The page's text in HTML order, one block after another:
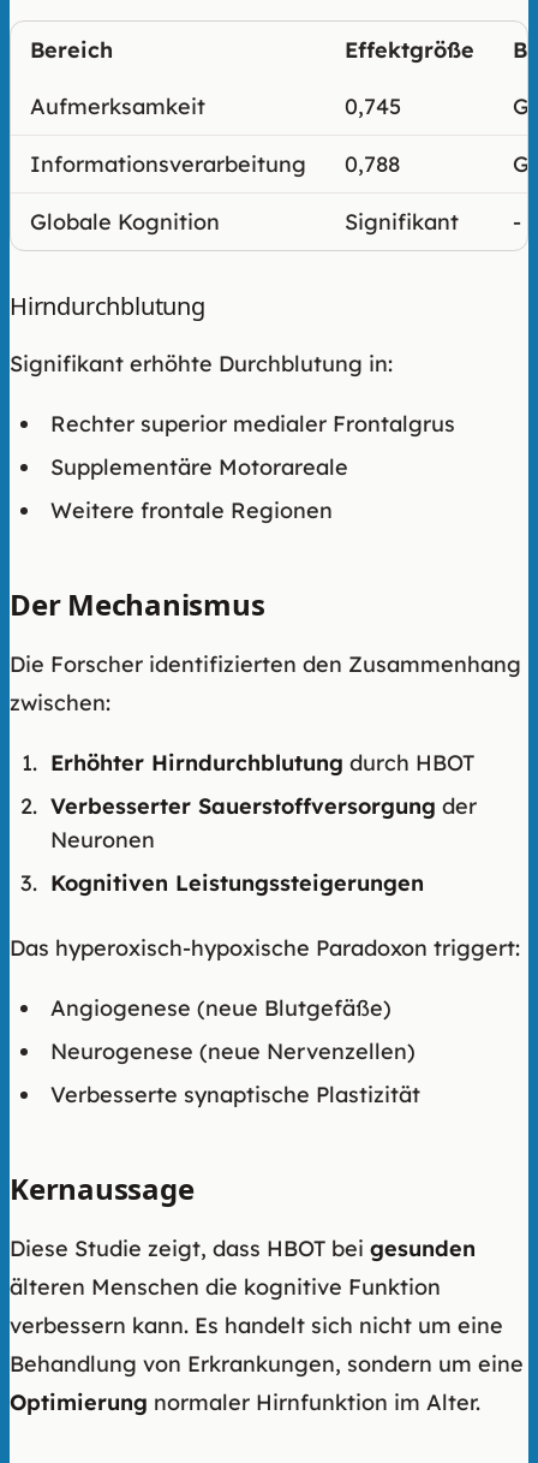
Bereich Effektgröße
Aufmerksamkeit 0,745
Informationsverarbeitung 0,788
Globale Kognition Signifikant -
Hirndurchblutung
Signifikant erhöhte Durchblutung in:
Rechter superior medialer Frontalgrus
Supplementäre Motorareale
Weitere frontale Regionen
Der Mechanismus
Die Forscher identifizierten den Zusammenhang
zwischen:
Erhöhter Hirndurchblutung durch HBOT
Verbesserter Sauerstoffversorgung der
Neuronen
Kognitiven Leistungssteigerungen
Das hyperoxisch-hypoxische Paradoxon triggert:
Angiogenese (neue Blutgefäße)
Neurogenese (neue Nervenzellen)
Verbesserte synaptische Plastizität
Kernaussage
Diese Studie zeigt, dass HBOT bei gesunden
älteren Menschen die kognitive Funktion
verbessern kann. Es handelt sich nicht um eine
Behandlung von Erkrankungen, sondern um eine
Optimierung normaler Hirnfunktion im Alter.